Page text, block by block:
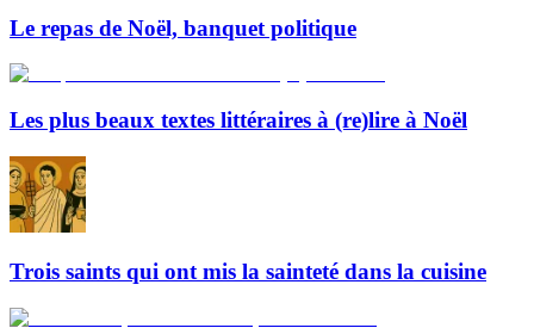
Le repas de Noël, banquet politique
Les plus beaux textes littéraires à (re)lire à Noël
Trois saints qui ont mis la sainteté dans la cuisine